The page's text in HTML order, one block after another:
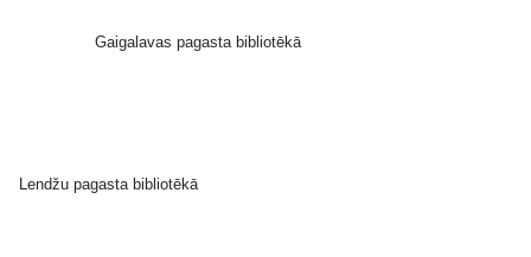
Gaigalavas pagasta bibliotēkā
Lendžu pagasta bibliotēkā